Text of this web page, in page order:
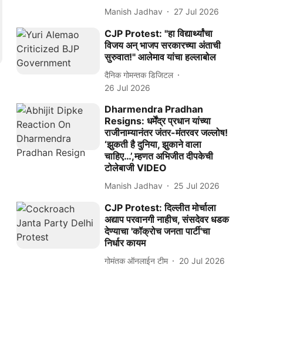
Manish Jadhav 27 Jul 2026
CJP Protest: "हा विद्यार्थ्यांचा
विजय अन् भाजप सरकारच्या अंताची
सुरुवात!" आलेमाव यांचा हल्लाबोल
दैनिक गोमन्तक डिजिटल
26 Jul 2026
Dharmendra Pradhan
Resigns: धर्मेंद्र प्रधान यांच्या
राजीनाम्यानंतर जंतर-मंतरवर जल्लोष!
‘झुकती है दुनिया, झुकाने वाला
चाहिए…’,म्हणत अभिजीत दीपकेची
टोलेबाजी VIDEO
Manish Jadhav 25 Jul 2026
CJP Protest: दिल्लीत मोर्चाला
अद्याप परवानगी नाहीच, संसदेवर धडक
देण्याचा 'कॉक्रोच जनता पार्टी'चा
निर्धार कायम
गोमंतक ऑनलाईन टीम 20 Jul 2026